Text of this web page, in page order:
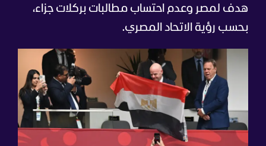
هدف لمصر وعدم احتساب مطالبات بركلات جزاء،
بحسب رؤية الاتحاد المصري.